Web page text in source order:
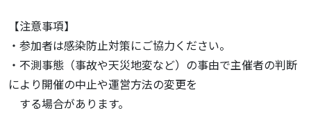
【注意事項】
・参加者は感染防止対策にご協力ください。
・不測事態（事故や天災地変など）の事由で主催者の判断
により開催の中止や運営方法の変更を
する場合があります。